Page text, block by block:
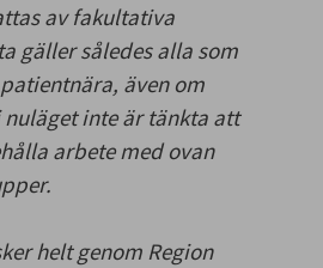
av fakultativa
gäller således alla som
även om
inte är tänkta att
arbete med ovan
helt genom Region